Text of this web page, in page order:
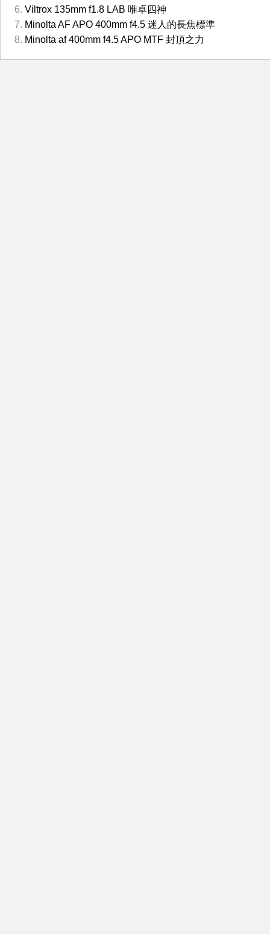
Viltrox 135mm f1.8 LAB 唯卓四神
Minolta AF APO 400mm f4.5 迷人的長焦標準
Minolta af 400mm f4.5 APO MTF 封頂之力